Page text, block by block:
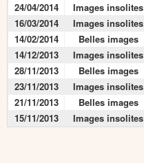
24/04/2014
Images insolites
16/03/2014
Images insolites
14/02/2014
Belles images
14/12/2013
Images insolites
28/11/2013
Belles images
23/11/2013
Images insolites
21/11/2013
Belles images
15/11/2013
Images insolites